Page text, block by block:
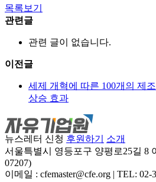
목록보기
관련글
관련 글이 없습니다.
이전글
세제 개혁에 따른 100개의 제
상승 효과
뉴스레터 신청 후원하기
소개
서울특별시 영등포구 양평로25길 8
07207)
이메일 : cfemaster@cfe.org | TEL: 02-